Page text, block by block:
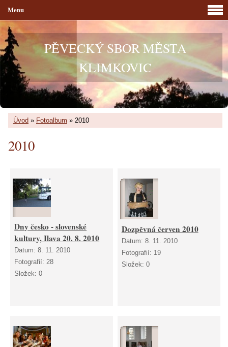
PĚVECKÝ SBOR MĚSTA
KLIMKOVIC
Úvod » Fotoalbum » 2010
2010
Dny česko - slovenské
kultury, Ilava 20. 8. 2010
Datum:8. 11. 2010
Fotografií:28
Složek:0
Dozpěvná červen 2010
Datum: 8. 11. 2010
Fotografií: 19
Složek: 0
Menu